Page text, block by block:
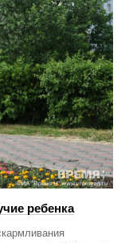
ребенка